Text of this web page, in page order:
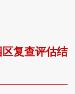
复查评估结